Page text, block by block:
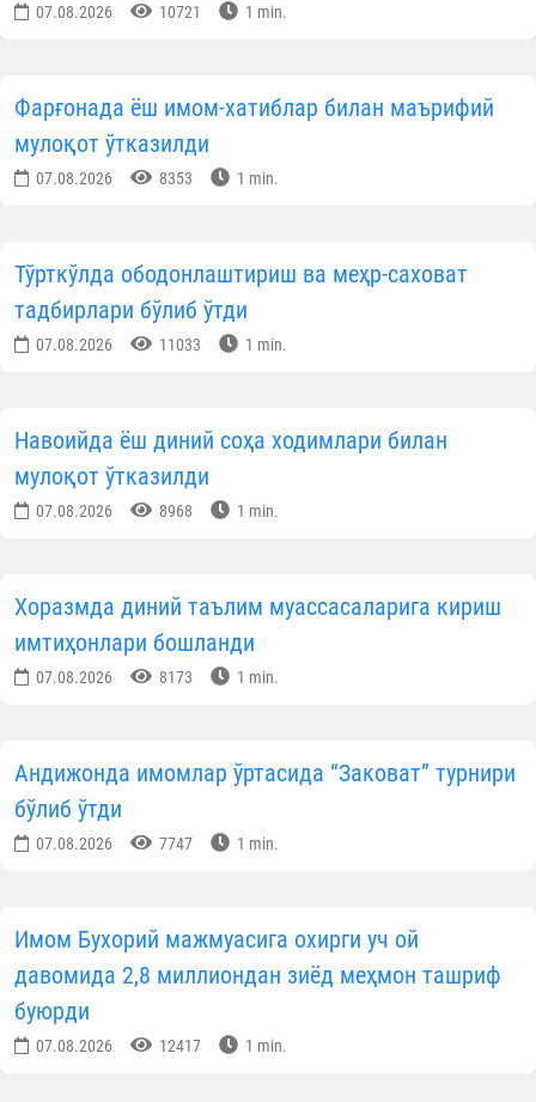
07.08.2026 10721 1 min.
Фарғонада ёш имом-хатиблар билан маърифий
мулоқот ўтказилди
07.08.2026 8353 1 min.
Тўрткўлда ободонлаштириш ва меҳр-саховат
тадбирлари бўлиб ўтди
07.08.2026 11033 1 min.
Навоийда ёш диний соҳа ходимлари билан
мулоқот ўтказилди
07.08.2026 8968 1 min.
Хоразмда диний таълим муассасаларига кириш
имтиҳонлари бошланди
07.08.2026 8173 1 min.
Андижонда имомлар ўртасида “Заковат” турнири
бўлиб ўтди
07.08.2026 7747 1 min.
Имом Бухорий мажмуасига охирги уч ой
давомида 2,8 миллиондан зиёд меҳмон ташриф
буюрди
07.08.2026 12417 1 min.